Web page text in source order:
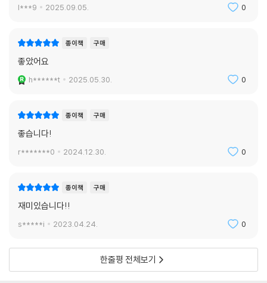
l***9 2025.09.05. 0
종이책 구매
좋았어요
h******t 2025.05.30. 0
종이책 구매
좋습니다!
r*******0 2024.12.30. 0
종이책 구매
재미있습니다!!
s*****i 2023.04.24. 0
한줄평 전체보기